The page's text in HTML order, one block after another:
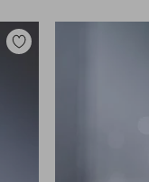
Toevoegen